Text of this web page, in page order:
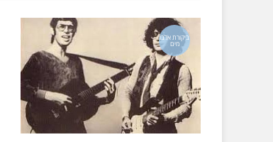
ביקורת אלבו
מים